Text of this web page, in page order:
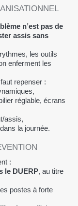
n’est pas de
assis sans
les outils
enferment les
faut repenser :
réglable, écrans
assis,
la journée.
:
le DUERP, au titre
postes à forte